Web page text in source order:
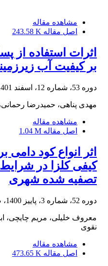
مشاهده مقاله
اصل مقاله 243.58 K
اثرات استفاده از
بر کیفیت آب
دوره 53، شماره 12، اسفند 1401، صفحه
مهدی پناهی، حمیدرضا
مشاهده مقاله
اصل مقاله 1.04 M
اثر انواع کود
کیفی کلزا در
تصفیه شده شهری
دوره 52، شماره 3، پاییز 1400، صفحه
معروف خلیلی، مریم چایچی،
نقوی
مشاهده مقاله
اصل مقاله 473.65 K